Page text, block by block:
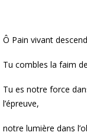
Ô Pain vivant
Tu combles la faim
Tu es notre force
l’épreuve,
notre lumière dans